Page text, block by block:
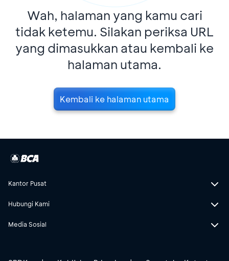
Wah, halaman yang kamu cari
tidak ketemu. Silakan periksa URL
yang dimasukkan atau kembali ke
halaman utama.
Kembali ke halaman utama
Kantor Pusat
Hubungi Kami
Media Sosial